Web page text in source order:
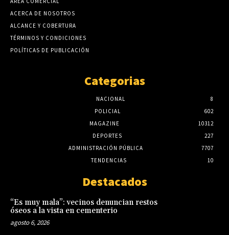
ACERCA DE NOSOTROS
ALCANCE Y COBERTURA
TÉRMINOS Y CONDICIONES
POLÍTICAS DE PUBLICACIÓN
Categorias
NACIONAL
8
POLICIAL
602
MAGAZINE
10312
DEPORTES
227
ADMINISTRACIÓN PÚBLICA
7707
TENDENCIAS
10
Destacados
“Es muy mala”: vecinos denuncian restos
óseos a la vista en cementerio
agosto 6, 2026